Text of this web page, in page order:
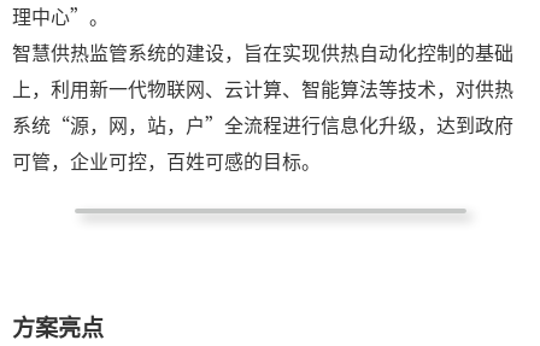
理中心”。
智慧供热监管系统的建设，旨在实现供热自动化控制的基础
上，利用新一代物联网、云计算、智能算法等技术，对供热
系统“源，网，站，户”全流程进行信息化升级，达到政府
可管，企业可控，百姓可感的目标。
方案亮点